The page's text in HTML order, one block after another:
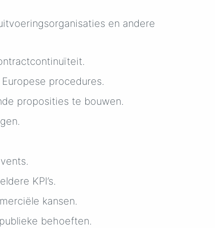
en andere
procedures.
proposities te bouwen.
KPI’s.
kansen.
behoeften.